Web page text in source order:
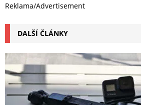
Reklama/Advertisement
DALŠÍ ČLÁNKY